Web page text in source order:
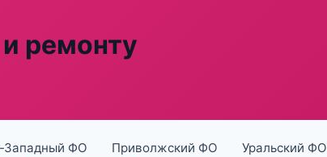
ремонту
Западный ФО Приволжский ФО Уральский ФО